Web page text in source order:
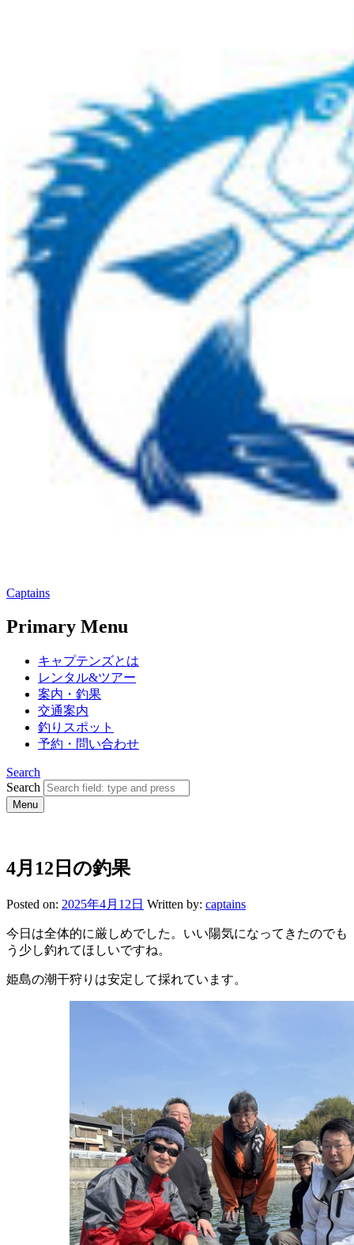
Captains
Primary Menu
キャプテンズとは
レンタル&ツアー
案内・釣果
交通案内
釣りスポット
予約・問い合わせ
Search
Search
Menu
4月12日の釣果
Posted on: 2025年4月12日 Written by: captains
今日は全体的に厳しめでした。いい陽気になってきたのでも
う少し釣れてほしいですね。
姫島の潮干狩りは安定して採れています。